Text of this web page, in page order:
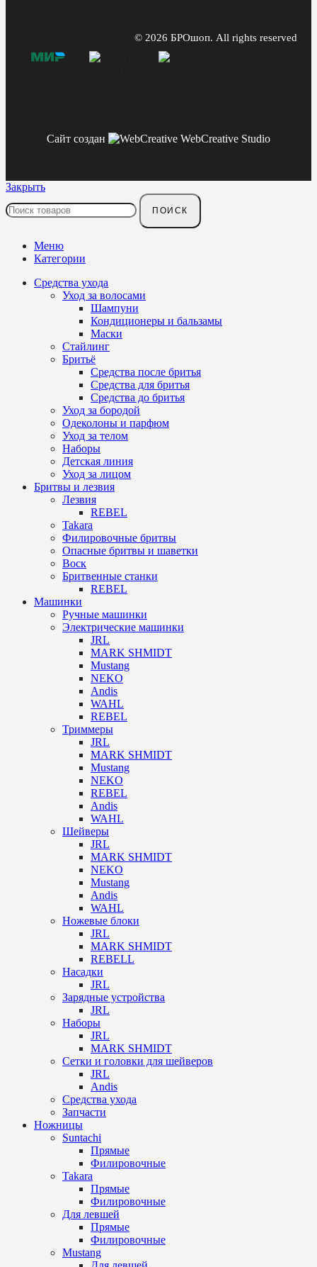
© 2026 БРОшоп. All rights reserved
Сайт создан WebCreative Studio
Закрыть
ПОИСК
Меню
Категории
Средства ухода
Уход за волосами
Шампуни
Кондиционеры и бальзамы
Маски
Стайлинг
Бритьё
Средства после бритья
Средства для бритья
Средства до бритья
Уход за бородой
Одеколоны и парфюм
Уход за телом
Наборы
Детская линия
Уход за лицом
Бритвы и лезвия
Лезвия
REBEL
Takara
Филировочные бритвы
Опасные бритвы и шаветки
Воск
Бритвенные станки
REBEL
Машинки
Ручные машинки
Электрические машинки
JRL
MARK SHMIDT
Mustang
NEKO
Andis
WAHL
REBEL
Триммеры
JRL
MARK SHMIDT
Mustang
NEKO
REBEL
Andis
WAHL
Шейверы
JRL
MARK SHMIDT
NEKO
Mustang
Andis
WAHL
Ножевые блоки
JRL
MARK SHMIDT
REBELL
Насадки
JRL
Зарядные устройства
JRL
Наборы
JRL
MARK SHMIDT
Сетки и головки для шейверов
JRL
Andis
Средства ухода
Запчасти
Ножницы
Suntachi
Прямые
Филировочные
Takara
Прямые
Филировочные
Для левшей
Прямые
Филировочные
Mustang